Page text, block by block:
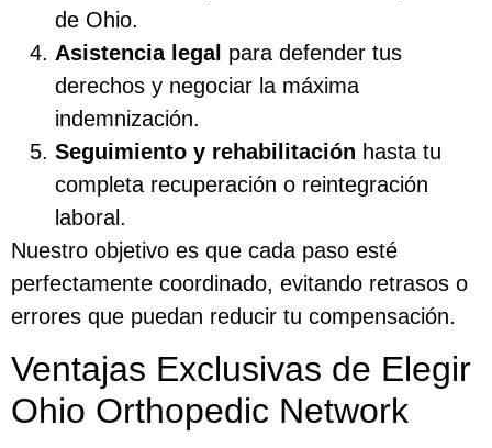
de Ohio.
Asistencia legal para defender tus
derechos y negociar la máxima
indemnización.
Seguimiento y rehabilitación hasta tu
completa recuperación o reintegración
laboral.
Nuestro objetivo es que cada paso esté
perfectamente coordinado, evitando retrasos o
errores que puedan reducir tu compensación.
Ventajas Exclusivas de Elegir
Ohio Orthopedic Network